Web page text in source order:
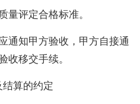
评定合格标准。
知甲方验收，甲方自接通
收移交手续。
算的约定